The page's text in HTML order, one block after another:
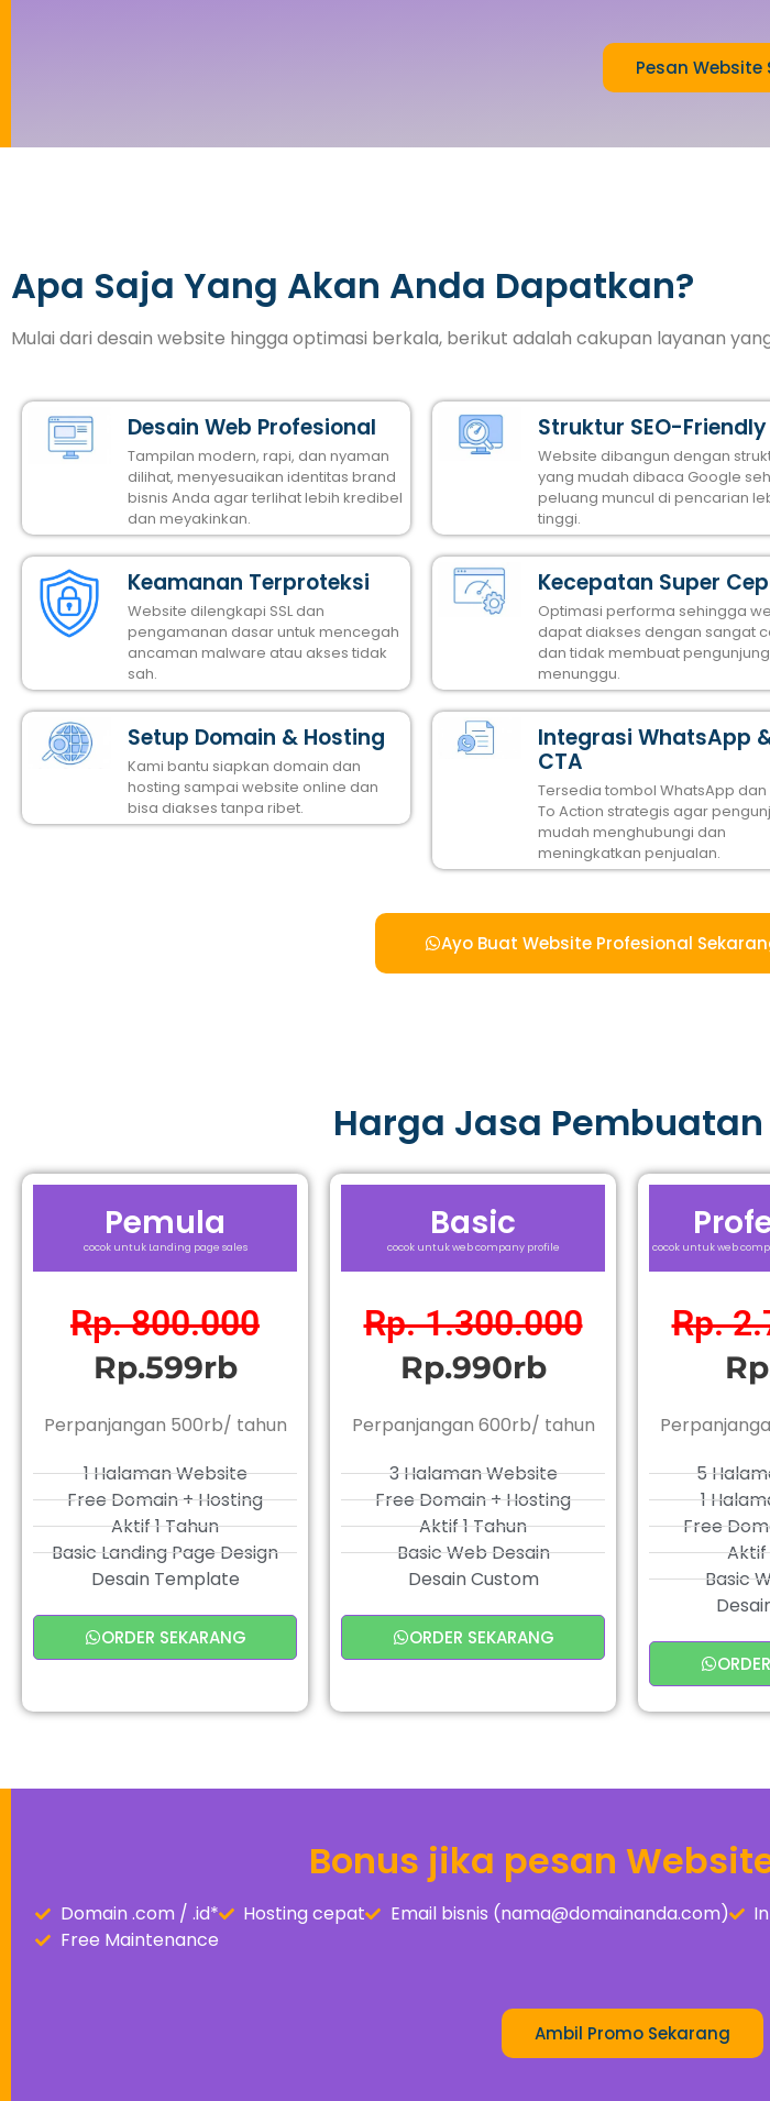
Pesan Website
Apa Saja Yang Akan Anda Dapatkan?
Mulai dari desain website hingga optimasi berkala, berikut adalah cakupan layanan
Desain Web Profesional
Tampilan modern, rapi, dan nyaman
dilihat, menyesuaikan identitas brand
bisnis Anda agar terlihat lebih kredibel
dan meyakinkan.
Keamanan Terproteksi
Website dilengkapi SSL dan
pengamanan dasar untuk mencegah
ancaman malware atau akses tidak
sah.
Setup Domain & Hosting
Kami bantu siapkan domain dan
hosting sampai website online dan
bisa diakses tanpa ribet.
Struktur SEO-Friendly
Website dibangun dengan
yang mudah dibaca Google
peluang muncul di pencarian
tinggi.
Kecepatan Super
Optimasi performa sehingga
dapat diakses dengan sangat
dan tidak membuat pengunjung
menunggu.
Integrasi WhatsApp
CTA
Tersedia tombol WhatsApp dan
To Action strategis agar
mudah menghubungi dan
meningkatkan penjualan.
Ayo Buat Website Profesional
Harga Jasa
Pemula
cocok untuk Landing page sales
Rp. 800.000
Rp.599rb
Perpanjangan 500rb/ tahun
1 Halaman Website
Free Domain + Hosting
Aktif 1 Tahun
Basic Landing Page Design
Desain Template
ORDER SEKARANG
Basic
cocok untuk web company profile
Rp. 1.300.000
Rp.990rb
Perpanjangan 600rb/ tahun
3 Halaman Website
Free Domain + Hosting
Aktif 1 Tahun
Basic Web Desain
Desain Custom
ORDER SEKARANG
cocok untuk web
Rp.
5
1
Free
Aktif
Basic
Bonus jika pesan
Domain .com / .id* Hosting cepat Email bisnis (nama@domainanda.com)
Free Maintenance
Ambil Promo Sekarang